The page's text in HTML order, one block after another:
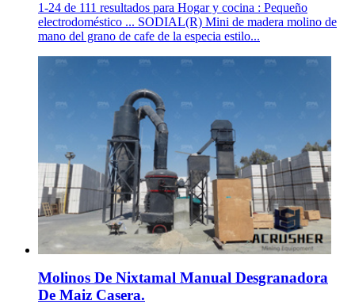
1-24 de 111 resultados para Hogar y cocina : Pequeño
electrodoméstico ... SODIAL(R) Mini de madera molino de
mano del grano de cafe de la especia estilo...
Molinos De Nixtamal Manual Desgranadora
De Maiz Casera.